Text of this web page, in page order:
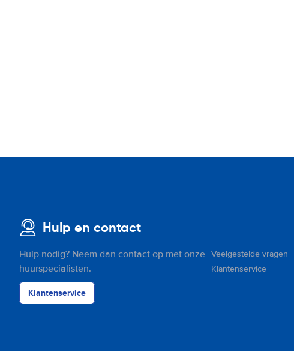
Hulp en contact
Hulp nodig? Neem dan contact op met onze
huurspecialisten.
Klantenservice
Veelgestelde vragen
Klantenservice